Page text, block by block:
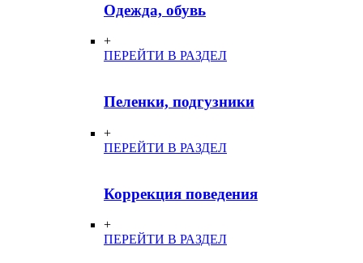
Одежда, обувь
+
ПЕРЕЙТИ В РАЗДЕЛ
Пеленки, подгузники
+
ПЕРЕЙТИ В РАЗДЕЛ
Коррекция поведения
+
ПЕРЕЙТИ В РАЗДЕЛ